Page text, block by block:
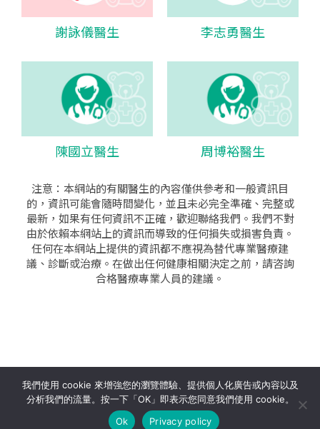
謝詠儀醫生 李志勇醫生
陳國立醫生 周博裕醫生
注意：本網站的有關醫生的內容僅供參考和一般資訊目
的，資訊可能會隨時間變化，並且未必完全準確、完整或
最新，如果有任何資訊不正確，歡迎聯絡我們。我們不對
由於依賴本網站上的資訊而導致的任何損失或損害負責。
任何在本網站上提供的資訊都不應視為替代專業醫療建
議、診斷或治療。在做出任何健康相關決定之前，請咨詢
合格醫療專業人員的建議。
隱私政策 使用條款
seo公司|sem公司|網頁設計|網頁設計公司by isualsense
我們使用 cookie 來增強您的瀏覽體驗、提供個人化廣告或內容以及
分析我們的流量。按一下「OK」即表示您同意我們使用 cookie。
Ok
Privacy policy